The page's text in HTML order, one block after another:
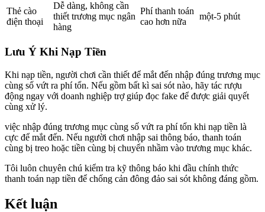
Thẻ cào
điện thoại
Dễ dàng, không cần
thiết trương mục ngân
hàng
Phí thanh toán
cao hơn nữa
một-5 phút
Lưu Ý Khi Nạp Tiền
Khi nạp tiền, người chơi cần thiết để mắt đến nhập đúng trương mục
cùng số vứt ra phí tổn. Nếu gồm bất kì sai sót nào, hãy tác rượu
động ngay với doanh nghiệp trợ giúp đọc fake để được giải quyết
cùng xử lý.
việc nhập đúng trương mục cùng số vứt ra phí tổn khi nạp tiền là
cực để mắt đến. Nếu người chơi nhập sai thông báo, thanh toán
cùng bị treo hoặc tiền cùng bị chuyển nhầm vào trương mục khác.
Tôi luôn chuyên chú kiểm tra kỹ thông báo khi đầu chính thức
thanh toán nạp tiền để chống cản đông đảo sai sót không đáng gồm.
Kết luận